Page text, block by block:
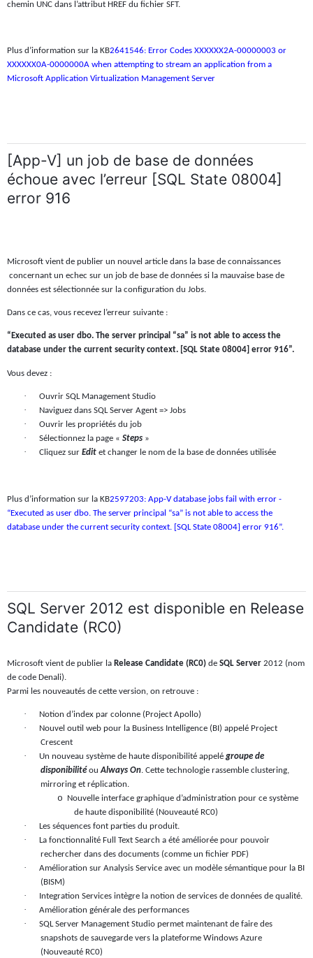
chemin UNC dans l’attribut HREF du fichier SFT.
Plus d’information sur la KB2641546: Error Codes XXXXXX2A-00000003 or
XXXXXX0A-0000000A when attempting to stream an application from a
Microsoft Application Virtualization Management Server
[App-V] un job de base de données
échoue avec l’erreur [SQL State 08004]
error 916
Microsoft vient de publier un nouvel article dans la base de connaissances
concernant un echec sur un job de base de données si la mauvaise base de
données est sélectionnée sur la configuration du Jobs.
Dans ce cas, vous recevez l’erreur suivante :
“Executed as user dbo. The server principal “sa” is not able to access the
database under the current security context. [SQL State 08004] error 916”.
Vous devez :
· Ouvrir SQL Management Studio
· Naviguez dans SQL Server Agent => Jobs
· Ouvrir les propriétés du job
· Sélectionnez la page « Steps »
· Cliquez sur Edit et changer le nom de la base de données utilisée
Plus d’information sur la KB2597203: App-V database jobs fail with error -
“Executed as user dbo. The server principal “sa” is not able to access the
database under the current security context. [SQL State 08004] error 916”.
SQL Server 2012 est disponible en Release
Candidate (RC0)
Microsoft vient de publier la Release Candidate (RC0) de SQL Server 2012 (nom
de code Denali).
Parmi les nouveautés de cette version, on retrouve :
· Notion d’index par colonne (Project Apollo)
·
Nouvel outil web pour la Business Intelligence (BI) appelé Project
Crescent
· Un nouveau système de haute disponibilité appelé groupe de
disponibilité ouAlways On. Cette technologie rassemble clustering,
mirroring et réplication.
o
Nouvelle interface graphique d’administration pour ce système
de haute disponibilité (Nouveauté RC0)
· Les séquences font parties du produit.
·
La fonctionnalité Full Text Search a été améliorée pour pouvoir
rechercher dans des documents (comme un fichier PDF)
·
Amélioration sur Analysis Service avec un modèle sémantique pour la BI
(BISM)
· Integration Services intègre la notion de services de données de qualité.
· Amélioration générale des performances
·
SQL Server Management Studio permet maintenant de faire des
snapshots de sauvegarde vers la plateforme Windows Azure
(Nouveauté RC0)